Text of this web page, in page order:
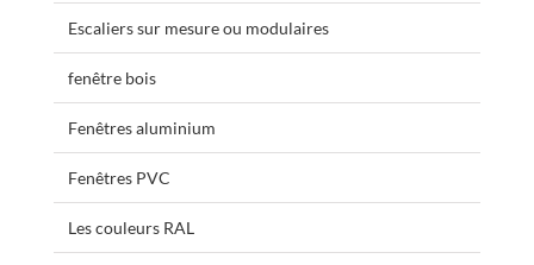
Escaliers sur mesure ou modulaires
fenêtre bois
Fenêtres aluminium
Fenêtres PVC
Les couleurs RAL